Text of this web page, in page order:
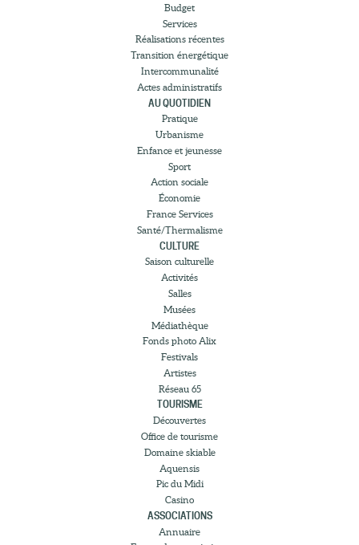
Budget
Services
Réalisations récentes
Transition énergétique
Intercommunalité
Actes administratifs
AU QUOTIDIEN
Pratique
Urbanisme
Enfance et jeunesse
Sport
Action sociale
Économie
France Services
Santé/Thermalisme
CULTURE
Saison culturelle
Activités
Salles
Musées
Médiathèque
Fonds photo Alix
Festivals
Artistes
Réseau 65
TOURISME
Découvertes
Office de tourisme
Domaine skiable
Aquensis
Pic du Midi
Casino
ASSOCIATIONS
Annuaire